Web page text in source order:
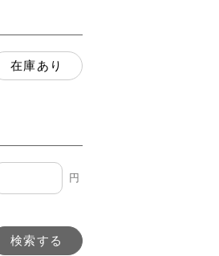
在庫あり
円
検索する